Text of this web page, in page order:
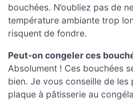
bouchées. N’oubliez pas de
température ambiante trop
risquent de fondre.
Peut-on congeler ces
Absolument ! Ces bouchées
bien. Je vous conseille de les
plaque à pâtisserie au